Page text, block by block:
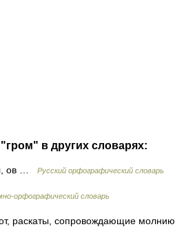
в других словарях:
ов … Русский орфографический словарь
орфографический словарь
раскаты, сопровождающие молнию